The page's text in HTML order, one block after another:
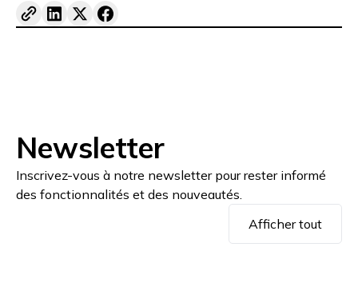
Newsletter
Inscrivez-vous à notre newsletter pour rester informé
des fonctionnalités et des nouveautés.
Afficher tout